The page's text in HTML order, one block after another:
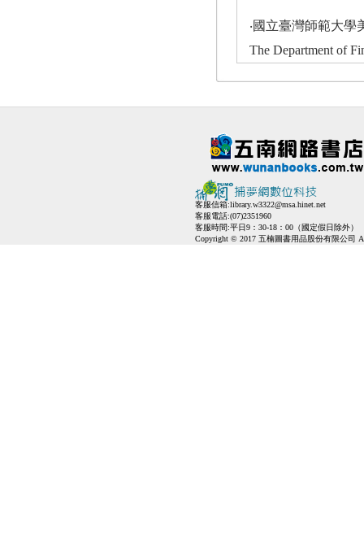
‧國立臺灣師範大學
The Department of
客服信箱:library.w3322@msa.hinet.net
客服電話:(07)2351960
客服時間:平日9：30-18：00（國定假日除外）
Copyright © 2017 五楠圖書用品股份有限公司